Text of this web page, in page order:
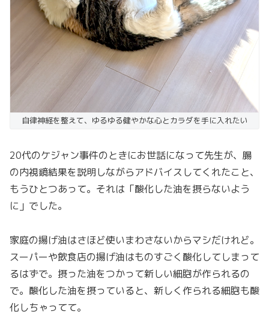
自律神経を整えて、ゆるゆる健やかな心とカラダを手に入れたい
20代のケジャン事件のときにお世話になって先生が、腸
の内視鏡結果を説明しながらアドバイスしてくれたこと、
もうひとつあって。それは「酸化した油を摂らないよう
に」でした。
家庭の揚げ油はさほど使いまわさないからマシだけれど。
スーパーや飲食店の揚げ油はものすごく酸化してしまって
るはずで。摂った油をつかって新しい細胞が作られるの
で。酸化した油を摂っていると、新しく作られる細胞も酸
化しちゃってて。